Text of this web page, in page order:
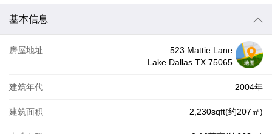
基本信息
房屋地址
523 Mattie Lane
Lake Dallas TX 75065
建筑年代 2004年
建筑面积 2,230sqft(约207㎡)